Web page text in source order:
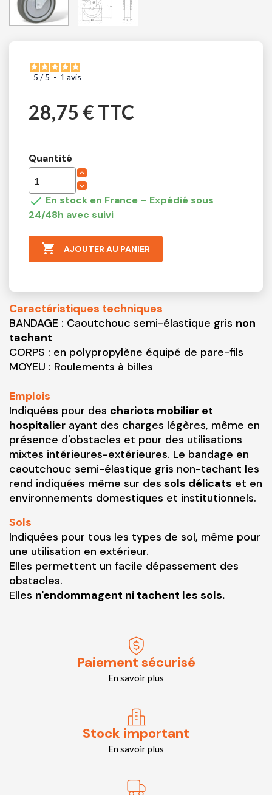
5 / 5 - 1 avis
28,75 € TTC
Quantité
 En stock en France – Expédié sous
24/48h avec suivi
 AJOUTER AU PANIER
Caractéristiques techniques
BANDAGE : Caoutchouc semi-élastique gris non
tachant
CORPS : en polypropylène équipé de pare-fils
MOYEU : Roulements à billes
Emplois
Indiquées pour des chariots mobilier et
hospitalier ayant des charges légères, même en
présence d'obstacles et pour des utilisations
mixtes intérieures-extérieures. Le bandage en
caoutchouc semi-élastique gris non-tachant les
rend indiquées même sur des sols délicats et en
environnements domestiques et institutionnels.
Sols
Indiquées pour tous les types de sol, même pour
une utilisation en extérieur.
Elles permettent un facile dépassement des
obstacles.
Elles n'endommagent ni tachent les sols.
Paiement sécurisé
En savoir plus
Stock important
En savoir plus